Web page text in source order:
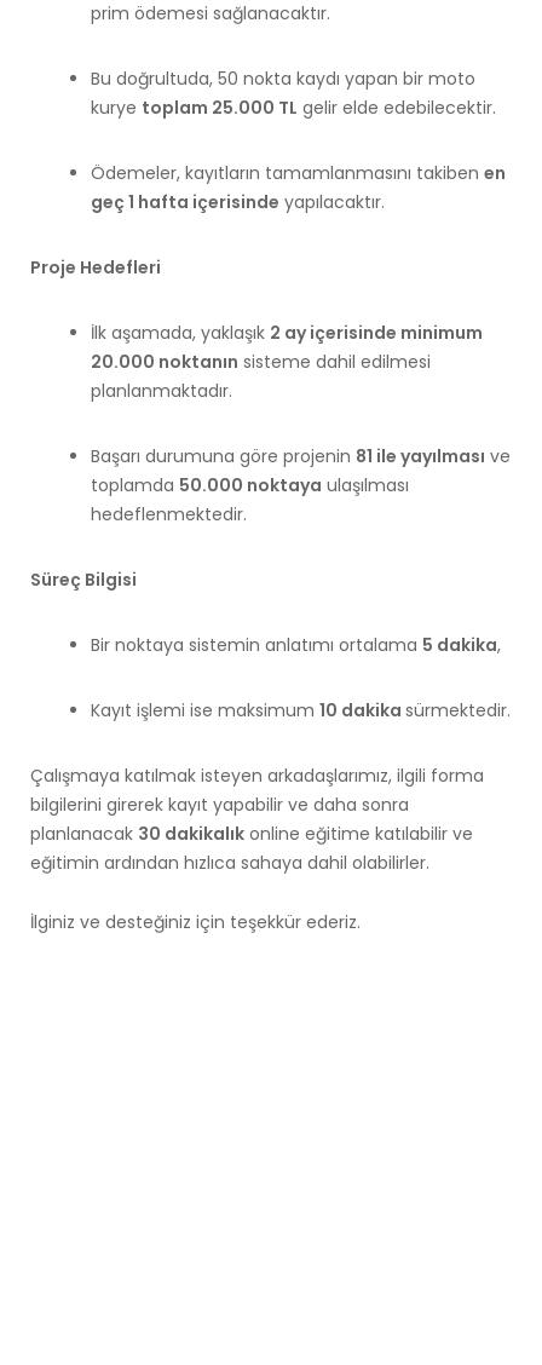
prim ödemesi sağlanacaktır.
Bu doğrultuda, 50 nokta kaydı yapan bir moto
kurye toplam 25.000 TL gelir elde edebilecektir.
Ödemeler, kayıtların tamamlanmasını takiben en
geç 1 hafta içerisinde yapılacaktır.
Proje Hedefleri
İlk aşamada, yaklaşık 2 ay içerisinde minimum
20.000 noktanın sisteme dahil edilmesi
planlanmaktadır.
Başarı durumuna göre projenin 81 ile yayılması ve
toplamda 50.000 noktaya ulaşılması
hedeflenmektedir.
Süreç Bilgisi
Bir noktaya sistemin anlatımı ortalama 5 dakika,
Kayıt işlemi ise maksimum 10 dakika sürmektedir.
Çalışmaya katılmak isteyen arkadaşlarımız, ilgili forma
bilgilerini girerek kayıt yapabilir ve daha sonra
planlanacak 30 dakikalık online eğitime katılabilir ve
eğitimin ardından hızlıca sahaya dahil olabilirler.
İlginiz ve desteğiniz için teşekkür ederiz.